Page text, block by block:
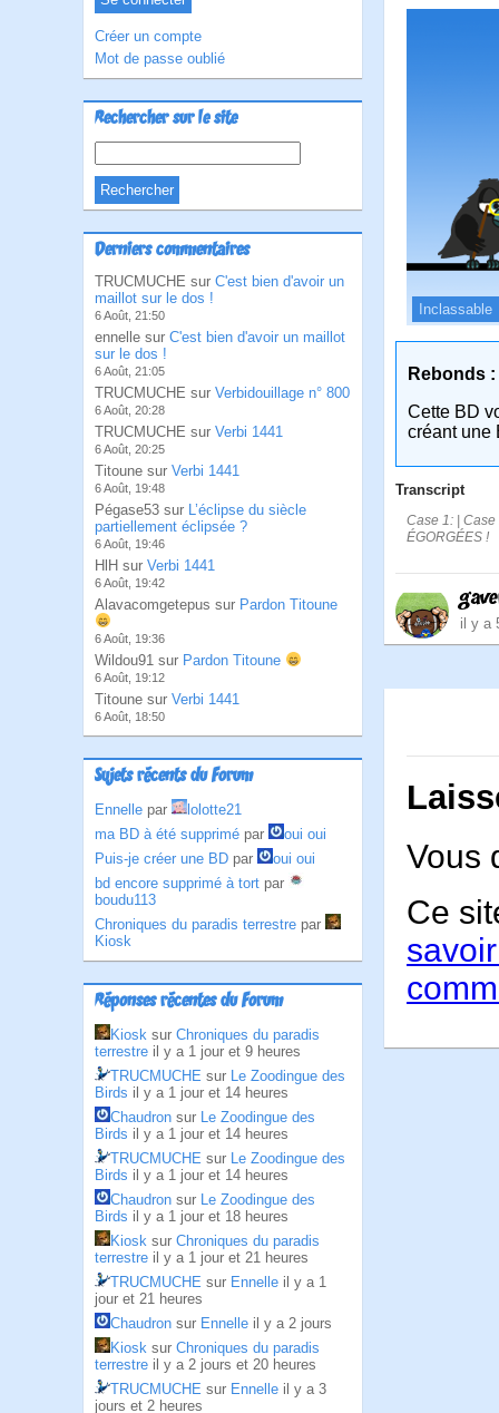
Créer un compte
Mot de passe oublié
Rechercher sur le site
Derniers commentaires
TRUCMUCHE sur C'est bien d'avoir un
maillot sur le dos !
6 Août, 21:50
ennelle sur C'est bien d'avoir un maillot
sur le dos !
6 Août, 21:05
TRUCMUCHE sur Verbidouillage n° 800
6 Août, 20:28
TRUCMUCHE sur Verbi 1441
6 Août, 20:25
Titoune sur Verbi 1441
6 Août, 19:48
Pégase53 sur L’éclipse du siècle
partiellement éclipsée ?
6 Août, 19:46
HlH sur Verbi 1441
6 Août, 19:42
Alavacomgetepus sur Pardon Titoune
6 Août, 19:36
Wildou91 sur Pardon Titoune
6 Août, 19:12
Titoune sur Verbi 1441
6 Août, 18:50
Sujets récents du Forum
Ennelle par
lolotte21
ma BD à été supprimé par
oui oui
Puis-je créer une BD par
oui oui
bd encore supprimé à tort par
boudu113
Chroniques du paradis terrestre par
Kiosk
Réponses récentes du Forum
Kiosk sur Chroniques du paradis
terrestre il y a 1 jour et 9 heures
TRUCMUCHE sur Le Zoodingue des
Birds il y a 1 jour et 14 heures
Chaudron sur Le Zoodingue des
Birds il y a 1 jour et 14 heures
TRUCMUCHE sur Le Zoodingue des
Birds il y a 1 jour et 14 heures
Chaudron sur Le Zoodingue des
Birds il y a 1 jour et 18 heures
Kiosk sur Chroniques du paradis
terrestre il y a 1 jour et 21 heures
TRUCMUCHE sur Ennelle il y a 1
jour et 21 heures
Chaudron sur Ennelle il y a 2 jours
Kiosk sur Chroniques du paradis
terrestre il y a 2 jours et 20 heures
TRUCMUCHE sur Ennelle il y a 3
jours et 2 heures
Inclassable
Rebonds :
Cette BD
créant une
Transcript
Case 1: |
ÉGORGÉES !
il y a
Vous
Ce